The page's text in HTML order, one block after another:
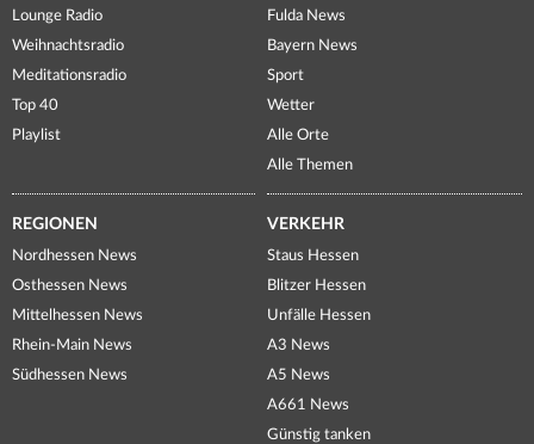
Lounge Radio
Weihnachtsradio
Meditationsradio
Top 40
Playlist
Fulda News
Bayern News
Sport
Wetter
Alle Orte
Alle Themen
REGIONEN
Nordhessen News
Osthessen News
Mittelhessen News
Rhein-Main News
Südhessen News
VERKEHR
Staus Hessen
Blitzer Hessen
Unfälle Hessen
A3 News
A5 News
A661 News
Günstig tanken